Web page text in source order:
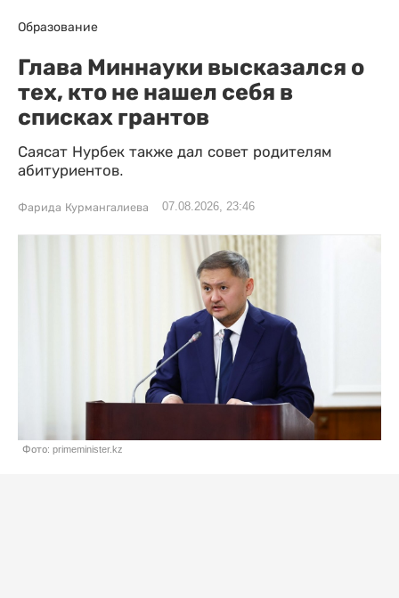
Образование
Глава Миннауки высказался о
тех, кто не нашел себя в
списках грантов
Саясат Нурбек также дал совет родителям
абитуриентов.
Фарида Курмангалиева 07.08.2026, 23:46
Фото: primeminister.kz